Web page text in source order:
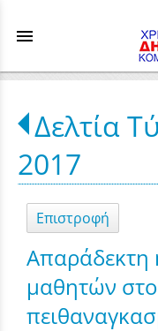
menu
Δελτία
2017
Επιστροφή
Απαράδεκτη
μαθητών